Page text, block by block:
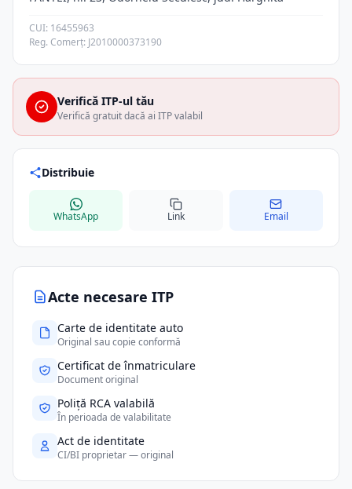
Acte necesare ITP
Carte de identitate auto
Original sau copie conformă
Certificat de înmatriculare
Document original
Poliță RCA valabilă
În perioada de valabilitate
Act de identitate
CI/BI proprietar — original
CUI: 16455963
Reg. Comerț: J2010000373190
Verifică ITP-ul tău
Verifică gratuit dacă ai ITP valabil
Distribuie
WhatsApp Link Email